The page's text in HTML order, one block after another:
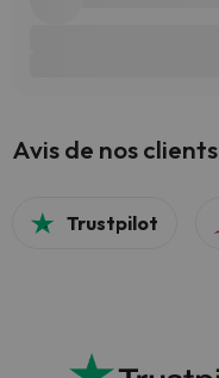
Avis de nos clients
Trustpilot